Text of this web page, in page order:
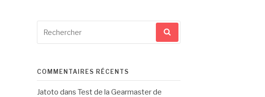
pour
COMMENTAIRES RÉCENTS
Jatoto dans Test de la Gearmaster de